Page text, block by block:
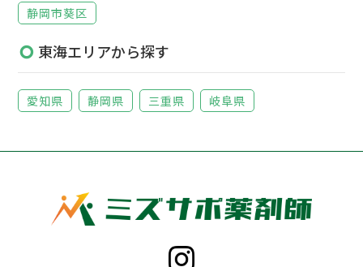
静岡市葵区
東海エリアから探す
愛知県 静岡県 三重県 岐阜県